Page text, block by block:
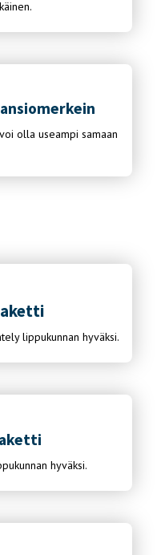
olla useampi samaan
lippukunnan hyväksi.
hyväksi.